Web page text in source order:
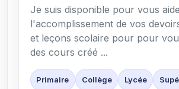
Je suis disponible pour vous
l'accomplissement de vos
et leçons scolaire pour pour
des cours créé ...
Primaire Collège Lycée